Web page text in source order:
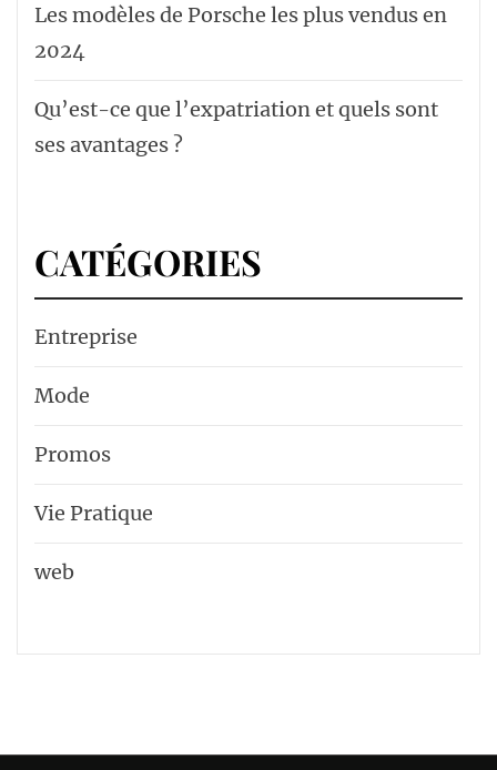
Les modèles de Porsche les plus vendus en
2024
Qu’est-ce que l’expatriation et quels sont
ses avantages ?
CATÉGORIES
Entreprise
Mode
Promos
Vie Pratique
web